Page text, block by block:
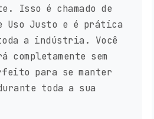
Isso é chamado de
Uso Justo e é prática
a indústria. Você
completamente sem
para se manter
toda a sua